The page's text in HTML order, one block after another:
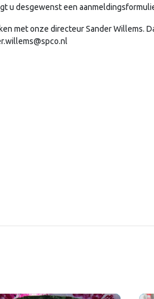
u desgewenst een
met onze directeur Sander Willems.